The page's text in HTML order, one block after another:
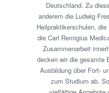
Deutschland. Zu
anderem die Ludwig
Heilpraktikerschulen,
die Carl Remigius
Zusammenarbeit
decken wir die gesamte
Ausbildung über Fort-
zum Studium ab.